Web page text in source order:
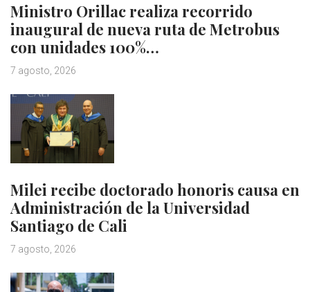
Ministro Orillac realiza recorrido
inaugural de nueva ruta de Metrobus
con unidades 100%…
7 agosto, 2026
Milei recibe doctorado honoris causa en
Administración de la Universidad
Santiago de Cali
7 agosto, 2026